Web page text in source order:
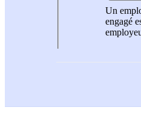
Un
engagé